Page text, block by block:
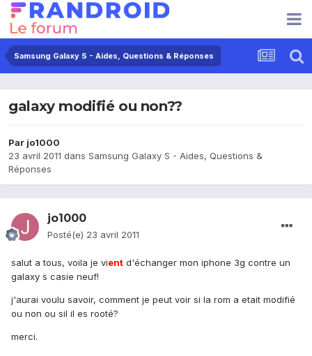
Samsung Galaxy S - Aides, Questions & Réponses
galaxy modifié ou non??
Par jo1000
23 avril 2011 dans Samsung Galaxy S - Aides, Questions &
Réponses
jo1000
Posté(e) 23 avril 2011
salut a tous, voila je vient d'échanger mon iphone 3g contre un
galaxy s casie neuf!
j'aurai voulu savoir, comment je peut voir si la rom a etait modifié
ou non ou sil il es rooté?
merci.